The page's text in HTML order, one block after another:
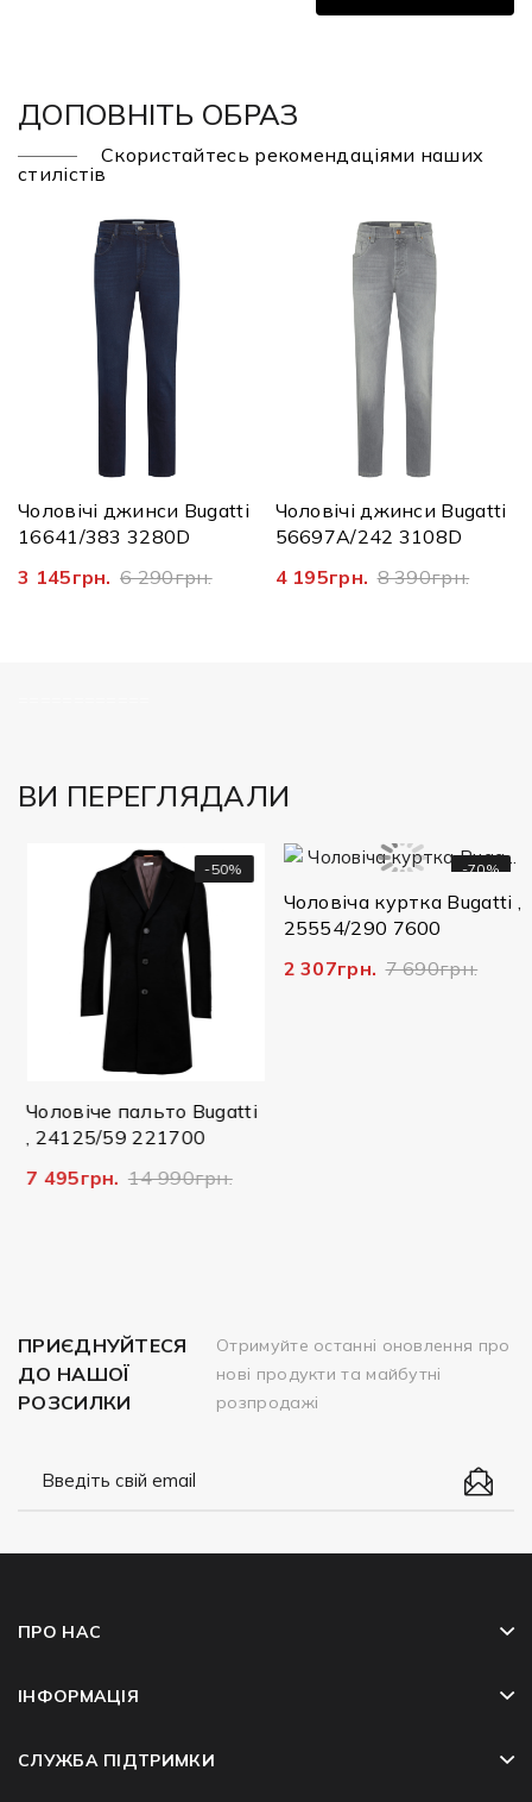
ДОПОВНІТЬ ОБРАЗ
Скористайтесь рекомендаціями наших
стилістів
Чоловічі джинси Bugatti
16641/383 3280D
3 145грн. 6 290грн.
Чоловічі джинси Bugatti
56697A/242 3108D
4 195грн. 8 390грн.
ВИ ПЕРЕГЛЯДАЛИ
-50%
Чоловіче пальто Bugatti
, 24125/59 221700
7 495грн.
14 990грн.
-70%
Чоловіча куртка Bugatti ,
25554/290 7600
2 307грн.
7 690грн.
ПРИЄДНУЙТЕСЯ
ДО НАШОЇ
РОЗСИЛКИ
Отримуйте останні оновлення про
нові продукти та майбутні
розпродажі
ПРО НАС
ІНФОРМАЦІЯ
СЛУЖБА ПІДТРИМКИ